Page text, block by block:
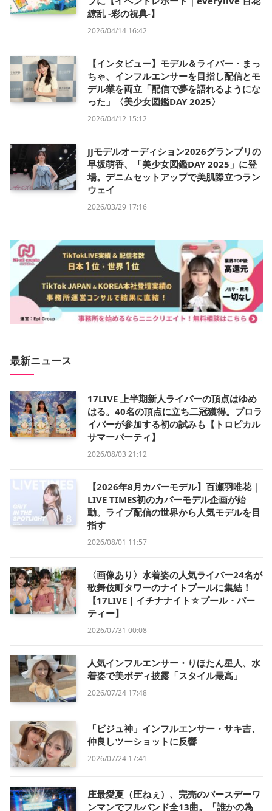
繚乱 -彩の祝典-】
2026/04/14 16:42
【インタビュー】モデル＆ライバー・まっ
ちゃ、インフルエンサーを目指し配信とモ
デル業を両立「配信で夢を語れるようにな
った」〈美少女図鑑DAY 2025〉
2026/04/12 15:12
JJモデルオーディション2026グランプリの
早坂萌香、「美少女図鑑DAY 2025」に登
場。デニムセットアップで美肌際立つラン
ウェイ
2026/03/29 17:16
最新ニュース
17LIVE 上半期新人ライバーの頂点はゆめ
はる。40名の頂点に立ち二冠獲得。プロラ
イバーが参加する初の試みも【トロピカル
サマーパーティ】
2026/08/03 21:12
【2026年8月カバーモデル】百瀬羽唯花｜
LIVE TIMES初のカバーモデル企画が始
動。ライブ配信の世界から人気モデルを目
指す
2026/08/01 11:57
〈画像あり〉水着姿の人気ライバー24名が
歌舞伎町タワーのナイトプールに集結！
【17LIVE｜イチナナイト☆プール・パー
ティー】
2026/07/31 00:08
人気インフルエンサー・りほたん星人、水
着姿で美ボディ披露「スタイル最高」
2026/07/24 17:48
「ビジュ神」インフルエンサー・サキ吉、
仲良しツーショットに反響
2026/07/24 17:41
庄最愛夏（圧ねぇ）、完売のバースデーワ
ンマンでフルバンド全13曲。「誰かの為